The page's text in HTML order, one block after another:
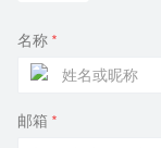
名称 *
邮箱 *